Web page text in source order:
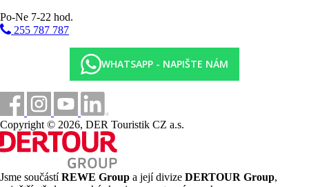
Po-Ne 7-22 hod.
255 787 787
WHATSAPP - NAPIŠTE NÁM
Copyright © 2026, DER Touristik CZ a.s.
Jsme součástíREWE Group a její divize DERTOUR Group,